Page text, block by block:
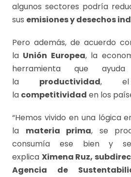
algunos sectores podría
sus emisiones y desechos
Pero además, de acuerdo
la Unión Europea, la
herramienta que
la productividad,
la competitividad en los
“Hemos vivido en una lógica
la materia prima, se
consumía ese bien y
explica Ximena Ruz,
Agencia de